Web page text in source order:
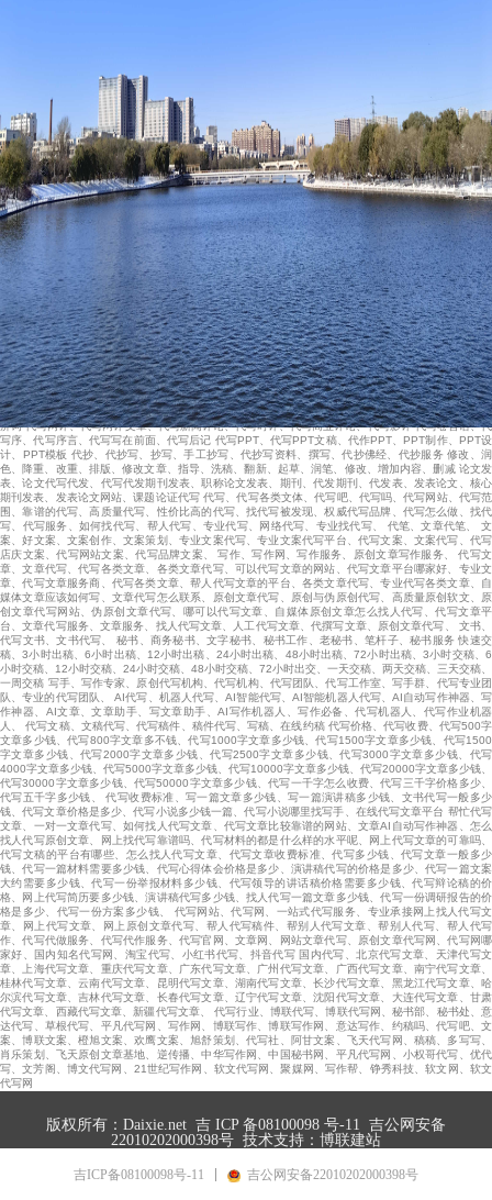
代写散文、代写杂文、原创故事代写、 代写自传、代写人物传记、代写回忆录、口述整理、回忆录哪
里能代写 代写诗歌、代写诗词、代写歌词、代写童谣、代写儿歌、代写三句半、代写快板书、代写相
声、代写日记、代写诗朗诵、代写配乐诗朗诵 代写书信、代写信函、代写邮件、代写邀请函、代写感
谢信、代写倡议书、代写表扬信、代写慰问信、代写倡议书、代写商务信函、代写自述信、代写举报
信 代写培训材料、代写课件、代写讲稿 代写会议纪要、代写会议记录、代写会议议程、代写会议通
知、代写董事会决议、代写股东会决议、代写会议邀请函 代写工作手册、代写操作手册、代写用户手
册、代写产品手册、代写员工手册 代写申请、代写申请书、代写调岗申请、代写辞职申请、代写工作
调动申请 代写情书、代写情诗、代写感情故事、代写表白信、代写求爱信 代写事迹、代写事迹材料、
代写先进事迹、代写人物事迹、代写典型事迹、代写颁奖词 代写简报、代写工作简报、代写信息简
报、代写活动简报、代写经验材料 代写发展战略、产业发展战略、代写产业发展规划、代写公司发展
战略、代写公司发展规划 代写制度、代写公司章程、代写规章制度、代写员工手册、代写企业文化手
册、代写任务书、代写工作流程、代写岗位说明、代写职位说明、代写职责范围 代写新闻、代写新闻
通讯、代写新闻信息、代写新闻调查、代写人物专访、代写消息、代写报道、代写通讯、代写简讯 代
写解说词、宣传片解说词、专题片解说词 代写发言、代写发言稿、代写婚礼发言、代写宴会发言、代
写活动发言、代写会议发言、代写主持发言、代写就职发言、代写表态发言 代写讲话、代写讲话稿、
代写会议讲话、代写领导讲话、代写新郎父母讲话、代写新娘父母讲话、代写新郞亲友讲话、代写新
娘亲友讲话 代写贺词、代写新年贺词、代写新春贺词、代写会议贺词、代写贺电、代写贺信 代写开闭
幕词、代写开幕词、代写会议开幕词、代写闭幕词、代写会议闭幕词、代写欢迎词、代写答谢词、代
写致辞、 代写征文、代写比赛征文、代写活动征文、代写主题征文 代写检查、代写检查书、代写检讨
书、代写悔过书、代写道歉信 代写体会、代写学习体会、代写读后感、代写观后感、代写心得体会 原
创代写、代写原创文章、代写伪原创文章、代写AI文章、伪原创代写、原创文章、包原创、原创撰
写、 代写软文、软文代写、代写自媒体软文、代写企业宣传软文、代写产品软文、代写微商宣传软
文、原创软文、软文代写、软文写作、新闻软文 代写微信公众号文章、代写微信朋友圈文案、代写微
博文章、代写博客文章、代写网站文章、网站SEO、代写关键词、代写长尾词、代写热搜词、代写霸
屏词 代写网评、代写网评文章、代写新闻评论、代写时评、代写商业评论、代写影评 代写卷首语、代
写序、代写序言、代写写在前面、代写后记 代写PPT、代写PPT文稿、代作PPT、PPT制作、PPT设
计、PPT模板 代抄、代抄写、抄写、手工抄写、代抄写资料、撰写、代抄佛经、代抄服务 修改、润
色、降重、改重、排版、修改文章、指导、洗稿、翻新、起草、润笔、修改、增加内容、删减 论文发
表、论文代写代发、代写代发期刊发表、职称论文发表、期刊、代发期刊、代发表、发表论文、核心
期刊发表、发表论文网站、课题论证代写 代写、代写各类文体、代写吧、代写吗、代写网站、代写范
围、靠谱的代写、高质量代写、性价比高的代写、找代写被发现、权威代写品牌、代写怎么做、找代
写、代写服务、如何找代写、帮人代写、专业代写、网络代写、专业找代写、 代笔、文章代笔、 文
案、好文案、文案创作、文案策划、专业文案代写、专业文案代写平台、代写文案、文案代写、代写
店庆文案、代写网站文案、代写品牌文案、 写作、写作网、写作服务、原创文章写作服务、 代写文
章、文章代写、代写各类文章、各类文章代写、可以代写文章的网站、代写文章平台哪家好、专业文
章、代写文章服务商、代写各类文章、帮人代写文章的平台、各类文章代写、专业代写各类文章、自
媒体文章应该如何写、文章代写怎么联系、原创文章代写、原创与伪原创代写、高质量原创软文、原
创文章代写网站、伪原创文章代写、哪可以代写文章、自媒体原创文章怎么找人代写、代写文章平
台、文章代写服务、文章服务、找人代写文章、人工代写文章、代撰写文章、原创文章代写、 文书、
代写文书、文书代写、 秘书、商务秘书、文字秘书、秘书工作、老秘书、笔杆子、秘书服务 快速交
稿、3小时出稿、6小时出稿、12小时出稿、24小时出稿、48小时出稿、72小时出稿、3小时交稿、6
小时交稿、12小时交稿、24小时交稿、48小时交稿、72小时出交、一天交稿、两天交稿、三天交稿、
一周交稿 写手、写作专家、原创代写机构、代写机构、代写团队、代写工作室、写手群、代写专业团
队、专业的代写团队、 AI代写、机器人代写、AI智能代写、AI智能机器人代写、AI自动写作神器、写
作神器、AI文章、文章助手、写文章助手、AI写作机器人、写作必备、代写机器人、代写作业机器
人、 代写文稿、文稿代写、代写稿件、稿件代写、写稿、在线约稿 代写价格、代写收费、代写500字
文章多少钱、代写800字文章多不钱、代写1000字文章多少钱、代写1500字文章多少钱、代写1500
字文章多少钱、代写2000字文章多少钱、代写2500字文章多少钱、代写3000字文章多少钱、代写
4000字文章多少钱、代写5000字文章多少钱、代写10000字文章多少钱、代写20000字文章多少钱、
代写30000字文章多少钱、代写50000字文章多少钱、代写一千字怎么收费、代写三千字价格多少、
代写五千字多少钱、 代写收费标准、写一篇文章多少钱、写一篇演讲稿多少钱、文书代写一般多少
钱、代写文章价格是多少、代写小说多少钱一篇、代写小说哪里找写手、在线代写文章平台 帮忙代写
文章、一对一文章代写、如何找人代写文章、代写文章比较靠谱的网站、文章AI自动写作神器、怎么
找人代写原创文章、网上找代写靠谱吗、代写材料的都是什么样的水平呢、网上代写文章的可靠吗、
代写文稿的平台有哪些、怎么找人代写文章、代写文章收费标准、代写多少钱、代写文章一般多少
钱、代写一篇材料需要多少钱、代写心得体会价格是多少、演讲稿代写的价格是多少、代写一篇文案
大约需要多少钱、代写一份举报材料多少钱、代写领导的讲话稿价格需要多少钱、代写辩论稿的价
格、网上代写简历要多少钱、演讲稿代写多少钱、找人代写一篇文章多少钱、代写一份调研报告的价
格是多少、代写一份方案多少钱、 代写网站、代写网、一站式代写服务、专业承接网上找人代写文
章、网上代写文章、网上原创文章代写、帮人代写稿件、帮别人代写文章、帮别人代写、帮人代写
作、代写代做服务、代写代作服务、代写官网、文章网、网站文章代写、原创文章代写网、代写网哪
家好、国内知名代写网、淘宝代写、小红书代写、抖音代写 国内代写、北京代写文章、天津代写文
章、上海代写文章、重庆代写文章、广东代写文章、广州代写文章、广西代写文章、南宁代写文章、
桂林代写文章、云南代写文章、昆明代写文章、湖南代写文章、长沙代写文章、黑龙江代写文章、哈
尔滨代写文章、吉林代写文章、长春代写文章、辽宁代写文章、沈阳代写文章、大连代写文章、甘肃
代写文章、西藏代写文章、新疆代写文章、 代写行业、博联代写、博联代写网、秘书部、秘书处、意
达代写、草根代写、平凡代写网、写作网、博联写作、博联写作网、意达写作、约稿吗、代写吧、文
案、博联文案、橙旭文案、欢鹰文案、旭舒策划、代写社、阿甘文案、飞天代写网、稿稿、多写写、
肖乐策划、飞天原创文章基地、逆传播、中华写作网、中国秘书网、平凡代写网、小权哥代写、优代
写、文芳阁、博文代写网、21世纪写作网、软文代写网、聚媒网、写作帮、铮秀科技、软文网、软文
代写网
版权所有：Daixie.net 吉 ICP 备08100098 号-11 吉公网安备
22010202000398号 技术支持：博联建站
吉ICP备08100098号-11 吉公网安备22010202000398号